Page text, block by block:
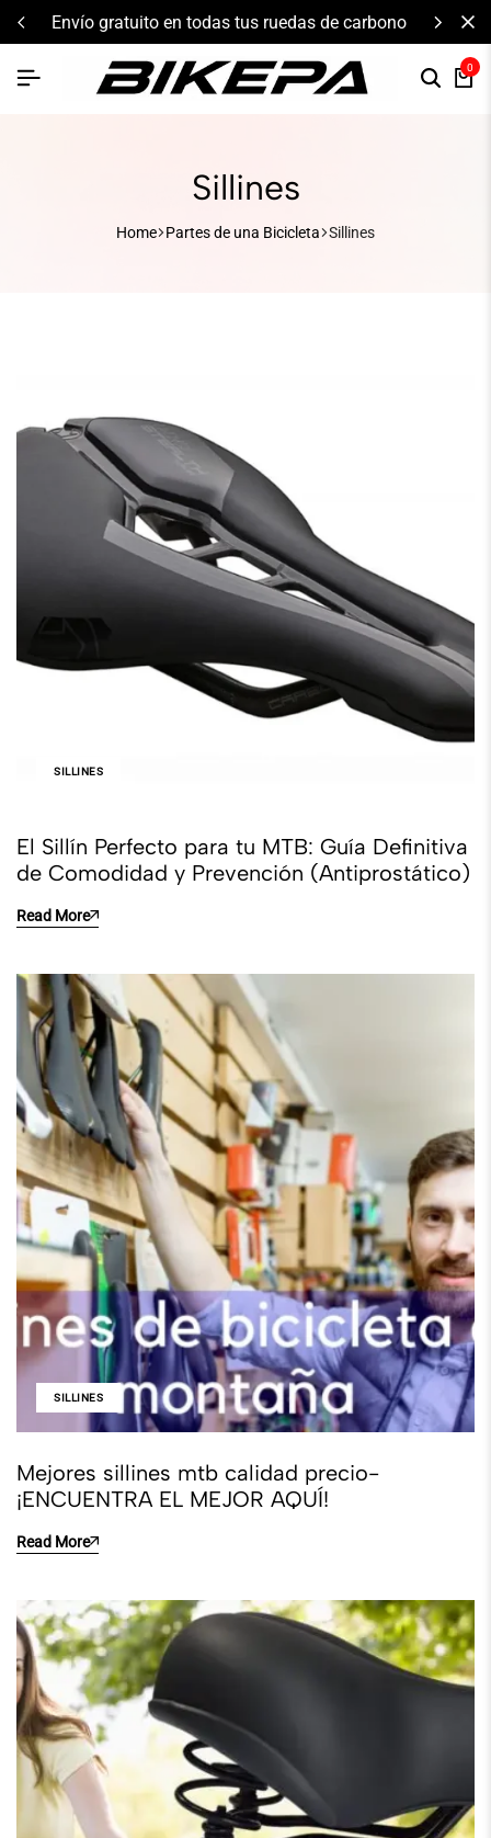
envío gratuito en todas tus ruedas de carbono
0
Sillines
Home Partes de una Bicicleta Sillines
SILLINES
El Sillín Perfecto para tu MTB: Guía Definitiva
de Comodidad y Prevención (Antiprostático)
Read More
SILLINES
Mejores sillines mtb calidad precio-
¡ENCUENTRA EL MEJOR AQUÍ!
Read More